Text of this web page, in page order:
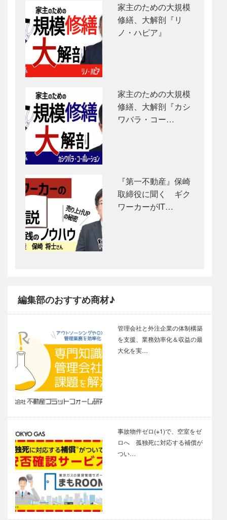
家主のための大規模
修繕、大解剖『リ
ノ・ハピア』
家主のための大規模
修繕、大解剖『カシ
ワバラ・コー…
『第一不動産』保崎
取締役に聞く ギク
ワーカーがIT…
編集部のおすすめ商材♪
管理会社と外注企業の体制構築
を支援、業務効率化＆収益の最
大化を実…
事故物件ゼロ(※1)で、空室をゼ
ロへ 孤独死に対応する補償が
つい…